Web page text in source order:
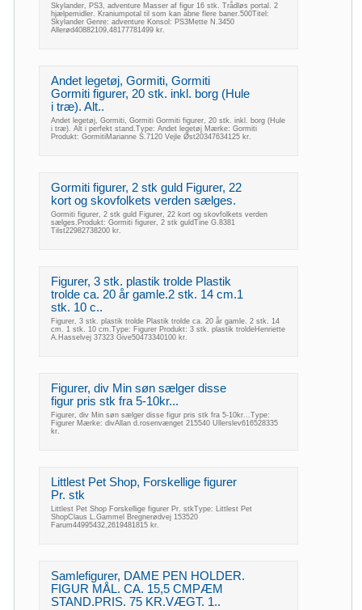
Skylander, PS3, adventure Masser af figur 16 stk. Trådløs portal. 2
hjælpemidler. Kraniumpotal til som kan åbne flere baner.500Titel:
Skylander Genre: adventure Konsol: PS3Mette N.3450
Allerød40882109,48177781499 kr.
Andet legetøj, Gormiti, Gormiti
Gormiti figurer, 20 stk. inkl. borg (Hule
i træ). Alt..
Andet legetøj, Gormiti, Gormiti Gormiti figurer, 20 stk. inkl. borg (Hule
i træ). Alt i perfekt stand.Type: Andet legetøj Mærke: Gormiti
Produkt: GormitiMarianne S.7120 Vejle Øst20347634125 kr.
Gormiti figurer, 2 stk guld Figurer, 22
kort og skovfolkets verden sælges.
Gormiti figurer, 2 stk guld Figurer, 22 kort og skovfolkets verden
sælges.Produkt: Gormiti figurer, 2 stk guldTine G.8381
Tilst22982738200 kr.
Figurer, 3 stk. plastik trolde Plastik
trolde ca. 20 år gamle.2 stk. 14 cm.1
stk. 10 c..
Figurer, 3 stk. plastik trolde Plastik trolde ca. 20 år gamle. 2 stk. 14
cm. 1 stk. 10 cm.Type: Figurer Produkt: 3 stk. plastik troldeHenriette
A.Hasselvej 37323 Give50473340100 kr.
Figurer, div Min søn sælger disse
figur pris stk fra 5-10kr...
Figurer, div Min søn sælger disse figur pris stk fra 5-10kr...Type:
Figurer Mærke: divAllan d.rosenvænget 215540 Ullerslev616528335
kr.
Littlest Pet Shop, Forskellige figurer
Pr. stk
Littlest Pet Shop Forskellige figurer Pr. stkType: Littlest Pet
ShopClaus L.Gammel Bregnerødvej 153520
Farum44995432,2619481815 kr.
Samlefigurer, DAME PEN HOLDER.
FIGUR MÅL. CA. 15,5 CMPÆM
STAND.PRIS. 75 KR.VÆGT. 1..